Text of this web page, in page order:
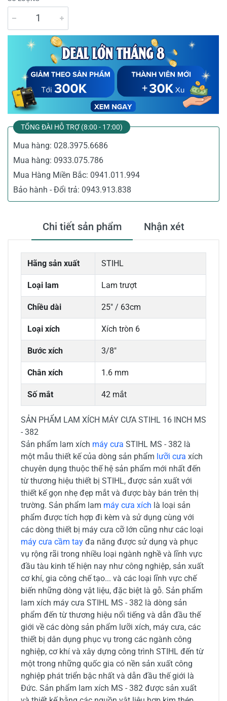
TỔNG ĐÀI HỖ TRỢ (8:00 - 17:00)
Mua hàng: 028.3975.6686
Mua hàng: 0933.075.786
Mua Hàng Miền Bắc: 0941.011.994
Bảo hành - Đổi trả: 0943.913.838
Chi tiết sản phẩm Nhận xét
Hãng sản xuất STIHL
Loại lam Lam trượt
Chiều dài 25" / 63cm
Loại xích Xích tròn 6
Bước xích 3/8"
Chân xích 1.6 mm
Số mắt 42 mắt
SẢN PHẨM LAM XÍCH MÁY CƯA STIHL 16 INCH MS
- 382
Sản phẩm lam xích máy cưa STIHL MS - 382 là
một mẫu thiết kế của dòng sản phẩm lưỡi cưa xích
chuyên dụng thuộc thế hệ sản phẩm mới nhất đến
từ thương hiệu thiết bị STIHL, được sản xuất với
thiết kế gọn nhẹ đẹp mắt và được bày bán trên thị
trường. Sản phẩm lam máy cưa xích là loại sản
phẩm được tích hợp đi kèm và sử dụng cùng với
các dòng thiết bị máy cưa cỡ lớn cũng như các loại
máy cưa cầm tay đa năng được sử dụng và phục
vụ rộng rãi trong nhiều loại ngành nghề và lĩnh vực
đầu tàu kinh tế hiện nay như công nghiệp, sản xuất
cơ khí, gia công chế tạo... và các loại lĩnh vực chế
biến những dòng vật liệu, đặc biệt là gỗ. Sản phẩm
lam xích máy cưa STIHL MS - 382 là dòng sản
phẩm đến từ thương hiệu nổi tiếng và dẫn đầu thế
giới về các dòng sản phẩm lưỡi xích, máy cưa, các
thiết bị dân dụng phục vụ trong các ngành công
nghiệp, cơ khí và xây dựng công trình STIHL đến từ
một trong những quốc gia có nền sản xuất công
nghiệp phát triển bậc nhất và dẫn đầu thế giới là
Đức. Sản phẩm lam xích MS - 382 được sản xuất